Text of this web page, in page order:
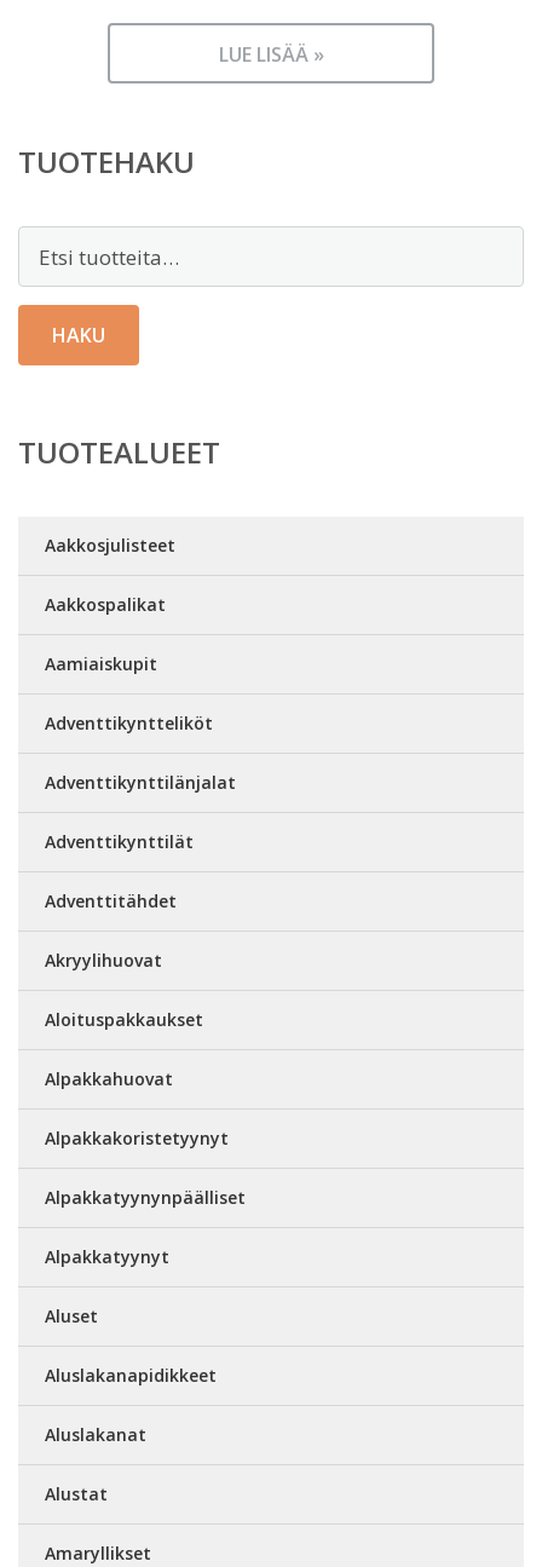
LUE LISÄÄ »
TUOTEHAKU
HAKU
TUOTEALUEET
Aakkosjulisteet
Aakkospalikat
Aamiaiskupit
Adventtikyntteliköt
Adventtikynttilänjalat
Adventtikynttilät
Adventtitähdet
Akryylihuovat
Aloituspakkaukset
Alpakkahuovat
Alpakkakoristetyynyt
Alpakkatyynynpäälliset
Alpakkatyynyt
Aluset
Aluslakanapidikkeet
Aluslakanat
Alustat
Amaryllikset